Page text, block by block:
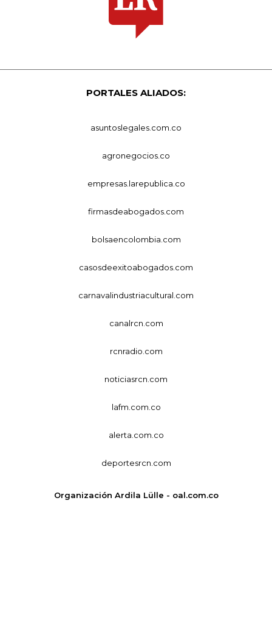
PORTALES ALIADOS:
asuntoslegales.com.co
agronegocios.co
empresas.larepublica.co
firmasdeabogados.com
bolsaencolombia.com
casosdeexitoabogados.com
carnavalindustriacultural.com
canalrcn.com
rcnradio.com
noticiasrcn.com
lafm.com.co
alerta.com.co
deportesrcn.com
Organización Ardila Lülle - oal.com.co